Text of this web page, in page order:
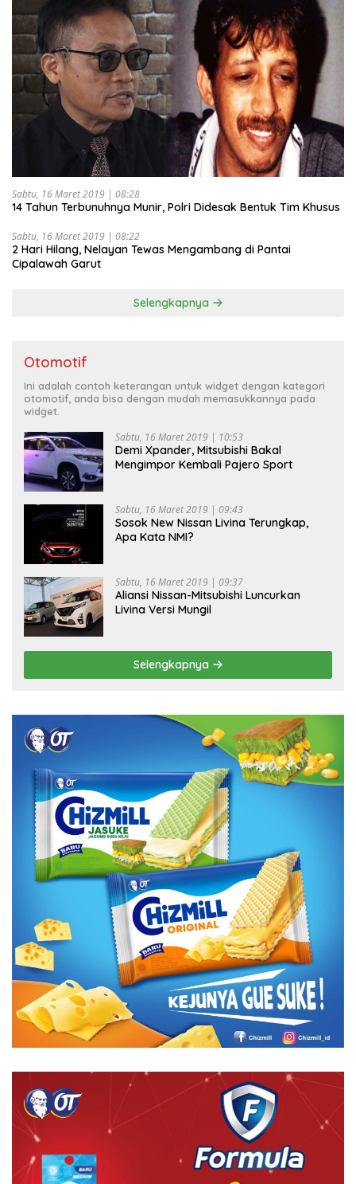
Sabtu, 16 Maret 2019 | 08:28
14 Tahun Terbunuhnya Munir, Polri Didesak Bentuk Tim Khusus
Sabtu, 16 Maret 2019 | 08:22
2 Hari Hilang, Nelayan Tewas Mengambang di Pantai
Cipalawah Garut
Selengkapnya
Otomotif
Ini adalah contoh keterangan untuk widget dengan kategori
otomotif, anda bisa dengan mudah memasukkannya pada
widget.
Sabtu, 16 Maret 2019 | 10:53
Demi Xpander, Mitsubishi Bakal
Mengimpor Kembali Pajero Sport
Sabtu, 16 Maret 2019 | 09:43
Sosok New Nissan Livina Terungkap,
Apa Kata NMI?
Sabtu, 16 Maret 2019 | 09:37
Aliansi Nissan-Mitsubishi Luncurkan
Livina Versi Mungil
Selengkapnya